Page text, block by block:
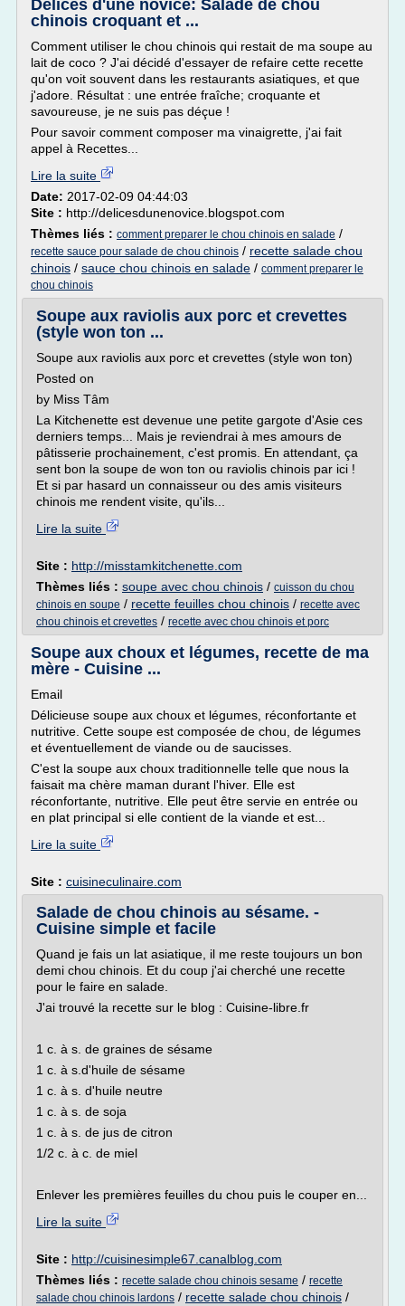
Délices d'une novice: Salade de chou
chinois croquant et ...
Comment utiliser le chou chinois qui restait de ma soupe au
lait de coco ? J'ai décidé d'essayer de refaire cette recette
qu'on voit souvent dans les restaurants asiatiques, et que
j'adore. Résultat : une entrée fraîche; croquante et
savoureuse, je ne suis pas déçue !
Pour savoir comment composer ma vinaigrette, j'ai fait
appel à Recettes...
Lire la suite
Date: 2017-02-09 04:44:03
Site : http://delicesdunenovice.blogspot.com
Thèmes liés : comment preparer le chou chinois en salade /
recette sauce pour salade de chou chinois / recette salade chou
chinois / sauce chou chinois en salade / comment preparer le
chou chinois
Soupe aux raviolis aux porc et crevettes
(style won ton ...
Soupe aux raviolis aux porc et crevettes (style won ton)
Posted on
by Miss Tâm
La Kitchenette est devenue une petite gargote d'Asie ces
derniers temps... Mais je reviendrai à mes amours de
pâtisserie prochainement, c'est promis. En attendant, ça
sent bon la soupe de won ton ou raviolis chinois par ici !
Et si par hasard un connaisseur ou des amis visiteurs
chinois me rendent visite, qu'ils...
Lire la suite
Site : http://misstamkitchenette.com
Thèmes liés : soupe avec chou chinois / cuisson du chou
chinois en soupe / recette feuilles chou chinois / recette avec
chou chinois et crevettes / recette avec chou chinois et porc
Soupe aux choux et légumes, recette de ma
mère - Cuisine ...
Email
Délicieuse soupe aux choux et légumes, réconfortante et
nutritive. Cette soupe est composée de chou, de légumes
et éventuellement de viande ou de saucisses.
C'est la soupe aux choux traditionnelle telle que nous la
faisait ma chère maman durant l'hiver. Elle est
réconfortante, nutritive. Elle peut être servie en entrée ou
en plat principal si elle contient de la viande et est...
Lire la suite
Site : cuisineculinaire.com
Salade de chou chinois au sésame. -
Cuisine simple et facile
Quand je fais un lat asiatique, il me reste toujours un bon
demi chou chinois. Et du coup j'ai cherché une recette
pour le faire en salade.
J'ai trouvé la recette sur le blog : Cuisine-libre.fr
1 c. à s. de graines de sésame
1 c. à s.d'huile de sésame
1 c. à s. d'huile neutre
1 c. à s. de soja
1 c. à s. de jus de citron
1/2 c. à c. de miel
Enlever les premières feuilles du chou puis le couper en...
Lire la suite
Site : http://cuisinesimple67.canalblog.com
Thèmes liés : recette salade chou chinois sesame / recette
salade chou chinois lardons / recette salade chou chinois /